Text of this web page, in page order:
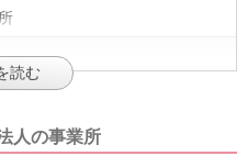
人の事業所